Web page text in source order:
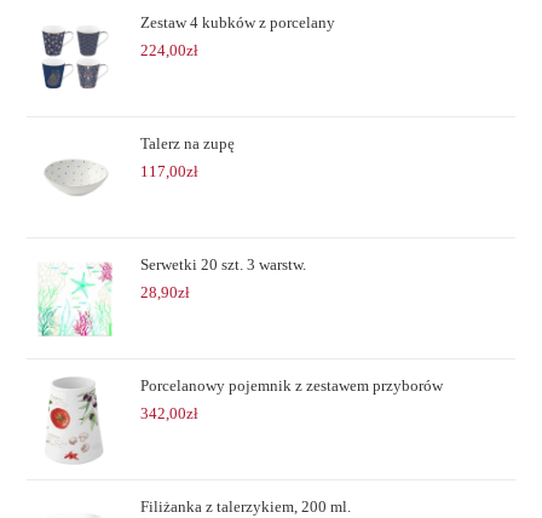
Zestaw 4 kubków z porcelany
224,00zł
Talerz na zupę
117,00zł
Serwetki 20 szt. 3 warstw.
28,90zł
Porcelanowy pojemnik z zestawem przyborów
342,00zł
Filiżanka z talerzykiem, 200 ml.